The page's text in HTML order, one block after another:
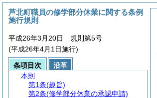
芦北町職員の修学部分休業に関する条例
施行規則
平成26年3月20日 規則第5号
(平成26年4月1日施行)
条項目次
沿革
本則
第1条(趣旨)
第2条(修学部分休業の承認申請)